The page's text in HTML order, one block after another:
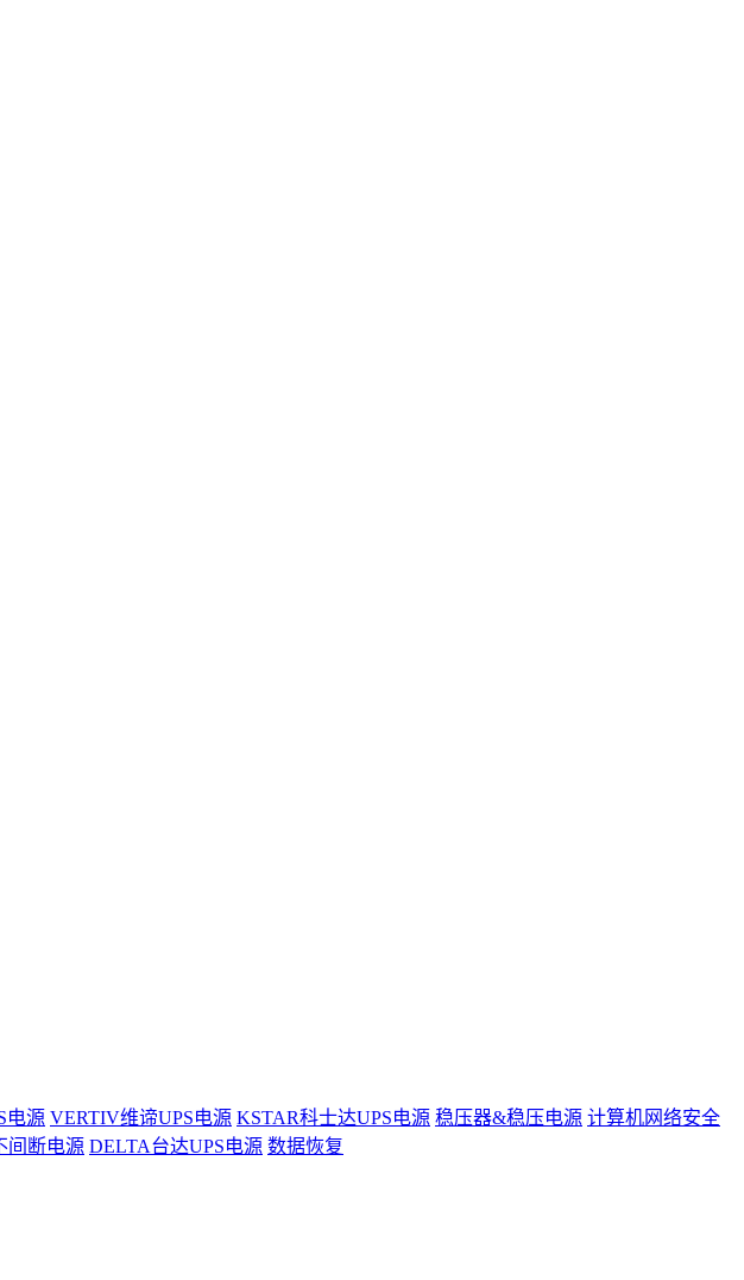
电源 VERTIV维谛UPS电源 KSTAR科士达UPS电源 稳压器&稳压电源 计算机网络安全
间断电源 DELTA台达UPS电源 数据恢复